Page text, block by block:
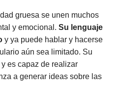
gruesa se unen muchos
y emocional. Su lenguaje
y ya puede hablar y hacerse
aún sea limitado. Su
es capaz de realizar
a generar ideas sobre las